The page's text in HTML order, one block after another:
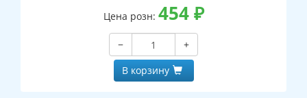
Цена розн: 454₽
−
+
В корзину